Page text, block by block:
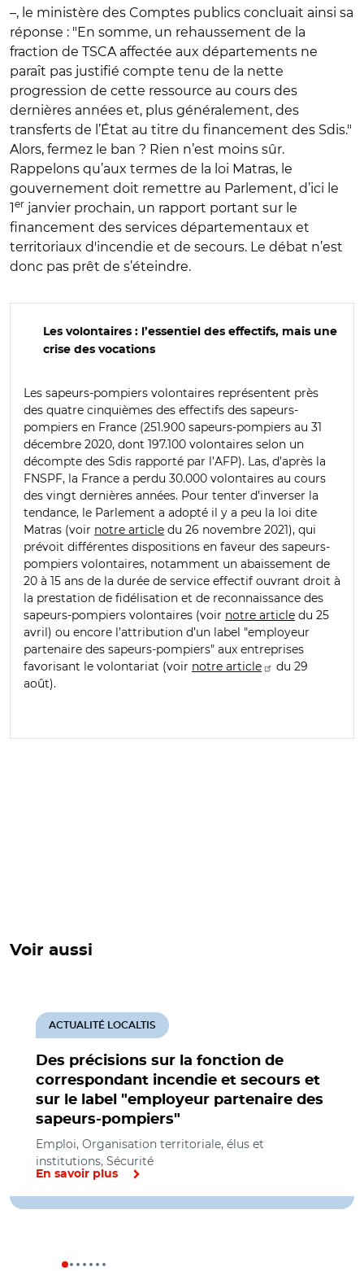
–, le ministère des Comptes publics concluait ainsi sa
réponse : "En somme, un rehaussement de la
fraction de TSCA affectée aux départements ne
paraît pas justifié compte tenu de la nette
progression de cette ressource au cours des
dernières années et, plus généralement, des
transferts de l’État au titre du financement des Sdis."
Alors, fermez le ban ? Rien n’est moins sûr.
Rappelons qu’aux termes de la loi Matras, le
gouvernement doit remettre au Parlement, d’ici le
1er janvier prochain, un rapport portant sur le
financement des services départementaux et
territoriaux d'incendie et de secours. Le débat n’est
donc pas prêt de s’éteindre.
Les volontaires : l’essentiel des effectifs, mais une
crise des vocations
Les sapeurs-pompiers volontaires représentent près
des quatre cinquièmes des effectifs des sapeurs-
pompiers en France (251.900 sapeurs-pompiers au 31
décembre 2020, dont 197.100 volontaires selon un
décompte des Sdis rapporté par l’AFP). Las, d’après la
FNSPF, la France a perdu 30.000 volontaires au cours
des vingt dernières années. Pour tenter d’inverser la
tendance, le Parlement a adopté il y a peu la loi dite
Matras (voir notre article du 26 novembre 2021), qui
prévoit différentes dispositions en faveur des sapeurs-
pompiers volontaires, notamment un abaissement de
20 à 15 ans de la durée de service effectif ouvrant droit à
la prestation de fidélisation et de reconnaissance des
sapeurs-pompiers volontaires (voir notre article du 25
avril) ou encore l’attribution d’un label "employeur
partenaire des sapeurs-pompiers" aux entreprises
favorisant le volontariat (voir notre article
du 29
août).
Voir aussi
Des précisions sur la fonction de
correspondant incendie et secours et
sur le label "employeur partenaire des
sapeurs-pompiers"
ACTUALITÉ LOCALTIS
Emploi, Organisation territoriale, élus et
institutions, Sécurité
En savoir plus